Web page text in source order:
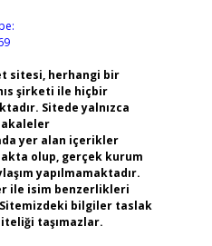
sitesi, herhangi bir
şirketi ile hiçbir
Sitede yalnızca
yer alan içerikler
olup, gerçek kurum
yapılmamaktadır.
ile isim benzerlikleri
bilgiler taslak
taşımazlar.